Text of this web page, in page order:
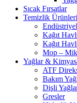
Sıcak Fırsatlar
Temizlik Ürünleri
Kağıt
Kağıt
Mop –
Yağlar &
ATF
Bakım
Dişli
Gresler